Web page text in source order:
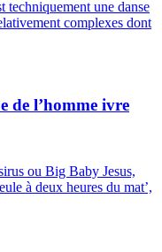
une danse
complexes dont
de l’homme ivre
ou Big Baby Jesus,
à deux heures du mat’,